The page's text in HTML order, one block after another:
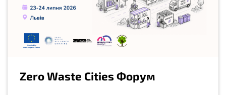
Zero Waste Cities Форум